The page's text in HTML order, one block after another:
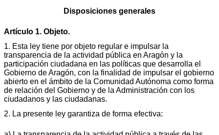
Disposiciones generales
Artículo 1. Objeto.
1. Esta ley tiene por objeto regular e impulsar la
transparencia de la actividad pública en Aragón y la
participación ciudadana en las políticas que desarrolla el
Gobierno de Aragón, con la finalidad de impulsar el gobierno
abierto en el ámbito de la Comunidad Autónoma como forma
de relación del Gobierno y de la Administración con los
ciudadanos y las ciudadanas.
2. La presente ley garantiza de forma efectiva: